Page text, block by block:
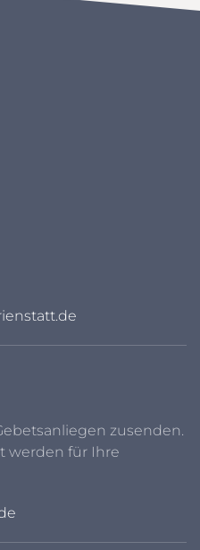
zusenden.
werden für Ihre